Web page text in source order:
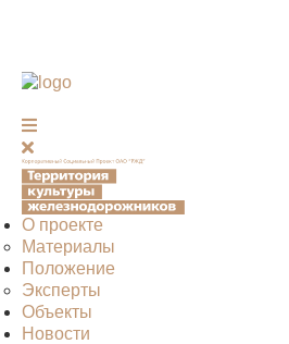
О проекте
Материалы
Положение
Эксперты
Объекты
Новости